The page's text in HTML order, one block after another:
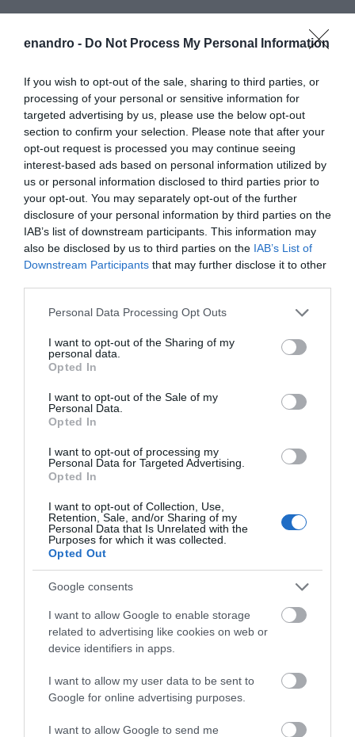
enandro - Do Not Process My Personal Information
If you wish to opt-out of the sale, sharing to third parties, or
processing of your personal or sensitive information for
targeted advertising by us, please use the below opt-out
section to confirm your selection. Please note that after your
opt-out request is processed you may continue seeing
interest-based ads based on personal information utilized by
us or personal information disclosed to third parties prior to
your opt-out. You may separately opt-out of the further
disclosure of your personal information by third parties on the
IAB’s list of downstream participants. This information may
also be disclosed by us to third parties on the IAB’s List of
Downstream Participants that may further disclose it to other
Please note that this website/app uses one or more Google
not limited to your visit or usage behaviour. You may click to
grant or deny consent to Google and its third-party tags to
use your data for below specified purposes in below Google
consent section.
Personal Data Processing Opt Outs
I want to opt-out of the Sharing of my
personal data.
Opted In
I want to opt-out of the Sale of my
Personal Data.
Opted In
I want to opt-out of processing my
Personal Data for Targeted Advertising.
Opted In
I want to opt-out of Collection, Use,
Retention, Sale, and/or Sharing of my
Personal Data that Is Unrelated with the
Purposes for which it was collected.
Opted Out
Google consents
I want to allow Google to enable storage
related to advertising like cookies on web or
device identifiers in apps.
I want to allow my user data to be sent to
Google for online advertising purposes.
I want to allow Google to send me